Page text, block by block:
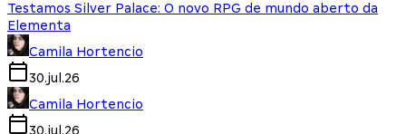
Testamos Silver Palace: O novo RPG de mundo aberto da
Elementa
Camila Hortencio
30.jul.26
Camila Hortencio
30.jul.26